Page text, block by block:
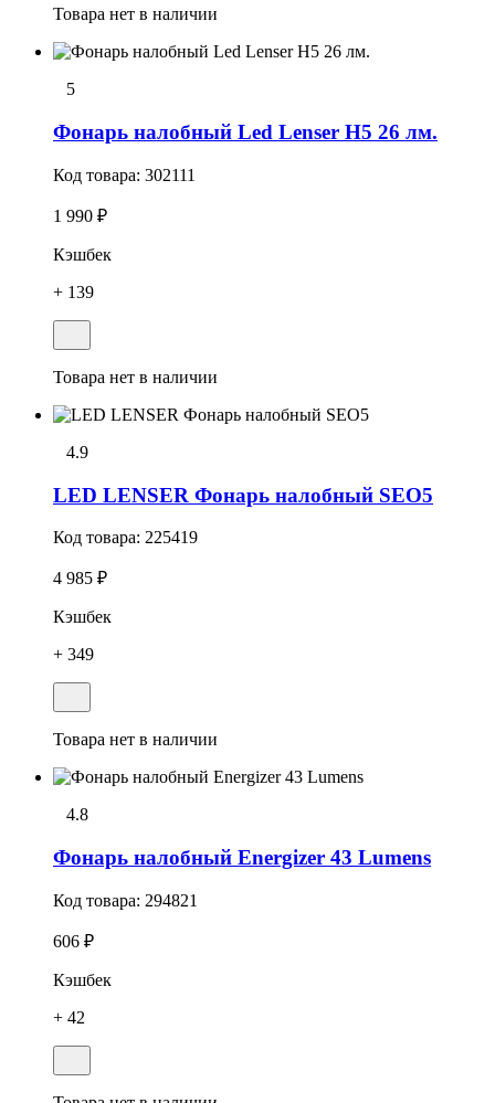
Товара нет в наличии
5
Фонарь налобный Led Lenser H5 26 лм.
Код товара: 302111
1 990 ₽
Кэшбек
+ 139
Товара нет в наличии
4.9
LED LENSER Фонарь налобный SEO5
Код товара: 225419
4 985 ₽
Кэшбек
+ 349
Товара нет в наличии
4.8
Фонарь налобный Energizer 43 Lumens
Код товара: 294821
606 ₽
Кэшбек
+ 42